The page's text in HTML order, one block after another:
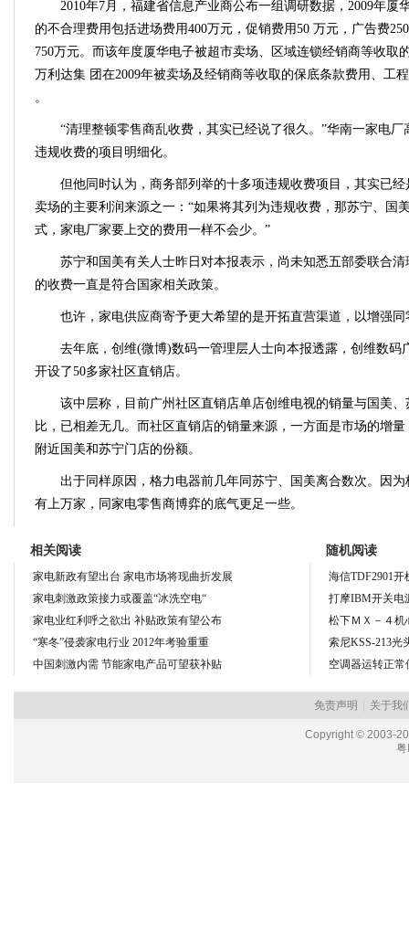
2010年7月，福建省信息产业商公布一组调研数据，2009年厦
的不合理费用包括进场费用400万元，促销费用50 万元，广告费
750万元。而该年度厦华电子被超市卖场、区域连锁经销商等收取
万利达集 团在2009年被卖场及经销商等收取的保底条款费用、工
。
“清理整顿零售商乱收费，其实已经说了很久。”华南一家电
违规收费的项目明细化。
但他同时认为，商务部列举的十多项违规收费项目，其实已
卖场的主要利润来源之一：“如果将其列为违规收费，那苏宁、国
式，家电厂家要上交的费用一样不会少。”
苏宁和国美有关人士昨日对本报表示，尚未知悉五部委联合
的收费一直是符合国家相关政策。
也许，家电供应商寄予更大希望的是开拓直营渠道，以增强
去年底，创维(微博)数码一管理层人士向本报透露，创维数码
开设了50多家社区直销店。
该中层称，目前广州社区直销店单店创维电视的销量与国美
比，已相差无几。而社区直销店的销量来源，一方面是市场的增
附近国美和苏宁门店的份额。
出于同样原因，格力电器前几年同苏宁、国美离合数次。因
有上万家，同家电零售商博弈的底气更足一些。
相关阅读
家电新政有望出台 家电市场将现曲折发展
家电刺激政策接力或覆盖“冰洗空电“
家电业红利呼之欲出 补贴政策有望公布
“寒冬”侵袭家电行业 2012年考验重重
中国刺激内需 节能家电产品可望获补贴
随机阅读
海信TDF2901开
打摩IBM开关电
松下ＭＸ－４机
索尼KSS-213光
空调器运转正
免责声明 关于我
Copyright © 2003-